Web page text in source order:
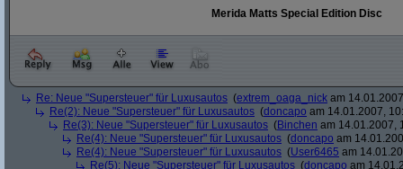
Merida Matts Special Edition Disc
Re: Neue "Supersteuer" für Luxusautos (extrem_oaga_nick am
Re(2): Neue "Supersteuer" für Luxusautos (doncapo am 14.01.2007,
Re(3): Neue "Supersteuer" für Luxusautos (Binchen am 14.01.2007,
Re(4): Neue "Supersteuer" für Luxusautos (doncapo am
Re(4): Neue "Supersteuer" für Luxusautos (User6465 am
Re(5): Neue "Supersteuer" für Luxusautos (doncapo am